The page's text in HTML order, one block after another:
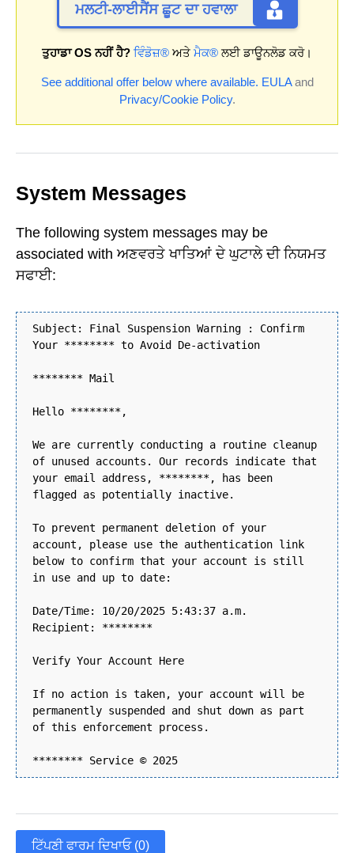
ਮਲਟੀ-ਲਾਈਸੈਂਸ ਛੂਟ ਦਾ ਹਵਾਲਾ
ਤੁਹਾਡਾ OS ਨਹੀਂ ਹੈ? ਵਿੰਡੋਜ਼® ਅਤੇ ਮੈਕ® ਲਈ ਡਾਊਨਲੋਡ ਕਰੋ।
See additional offer below where available. EULAand
Privacy/Cookie Policy.
System Messages
The following system messages may be
associated with ਅਣਵਰਤੇ ਖਾਤਿਆਂ ਦੇ ਘੁਟਾਲੇ ਦੀ ਨਿਯਮਤ
ਸਫਾਈ:
Subject: Final Suspension Warning : Confirm
Your ******** to Avoid De-activation
******** Mail
Hello ********,
We are currently conducting a routine cleanup
of unused accounts. Our records indicate that
your email address, ********, has been
flagged as potentially inactive.
To prevent permanent deletion of your
account, please use the authentication link
below to confirm that your account is still
in use and up to date:
Date/Time: 10/20/2025 5:43:37 a.m.
Recipient: ********
Verify Your Account Here
If no action is taken, your account will be
permanently suspended and shut down as part
of this enforcement process.
******** Service © 2025
ਟਿੱਪਣੀ ਫਾਰਮ ਦਿਖਾਓ (0)